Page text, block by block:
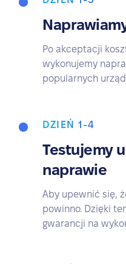
Po akceptacji
wykonujemy
popularnych
DZIEŃ 1-4
Testujemy
naprawie
Aby upewnić się,
powinno. Dzięki
gwarancji na